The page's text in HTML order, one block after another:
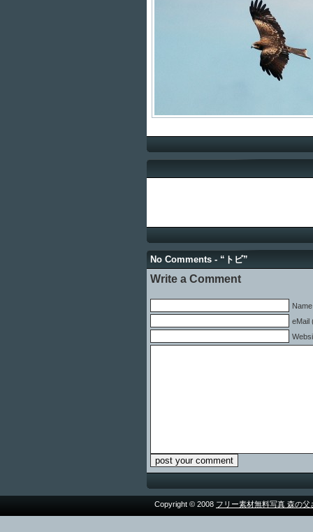
No Comments - “トビ”
Write a Comment
eMail
Copyright © 2008 フリー素材無料写真 森の父